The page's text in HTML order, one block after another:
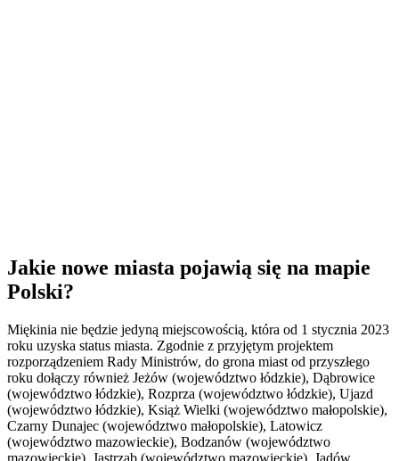
Jakie nowe miasta pojawią się na mapie
Polski?
Miękinia nie będzie jedyną miejscowością, która od 1 stycznia 2023
roku uzyska status miasta. Zgodnie z przyjętym projektem
rozporządzeniem Rady Ministrów, do grona miast od przyszłego
roku dołączy również Jeżów (województwo łódzkie), Dąbrowice
(województwo łódzkie), Rozprza (województwo łódzkie), Ujazd
(województwo łódzkie), Książ Wielki (województwo małopolskie),
Czarny Dunajec (województwo małopolskie), Latowicz
(województwo mazowieckie), Bodzanów (województwo
mazowieckie), Jastrząb (województwo mazowieckie), Jadów